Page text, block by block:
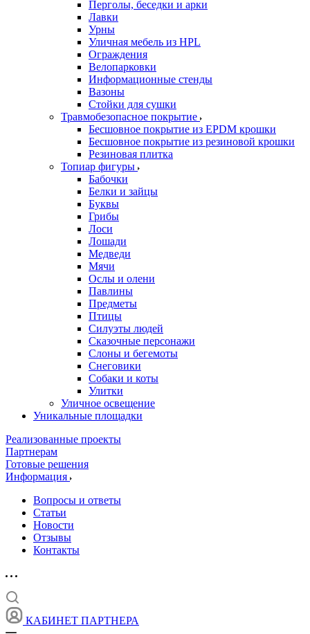
Перголы, беседки и арки
Лавки
Урны
Уличная мебель из HPL
Ограждения
Велопарковки
Информационные стенды
Вазоны
Стойки для сушки
Травмобезопасное покрытие
Бесшовное покрытие из EPDM крошки
Бесшовное покрытие из резиновой крошки
Резиновая плитка
Топиар фигуры
Бабочки
Белки и зайцы
Буквы
Грибы
Лоси
Лошади
Медведи
Мячи
Ослы и олени
Павлины
Предметы
Птицы
Силуэты людей
Сказочные персонажи
Слоны и бегемоты
Снеговики
Собаки и коты
Улитки
Уличное освещение
Уникальные площадки
Реализованные проекты
Партнерам
Готовые решения
Информация
Вопросы и ответы
Статьи
Новости
Отзывы
Контакты
КАБИНЕТ ПАРТНЕРА